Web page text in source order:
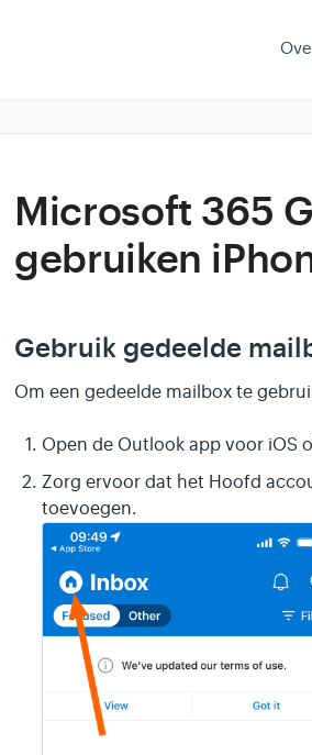
Microsoft 365
gebruiken
Gebruik gedeelde
Om een gedeelde mailbox te
Open de Outlook app voor iOS
Zorg ervoor dat het Hoofd
toevoegen.